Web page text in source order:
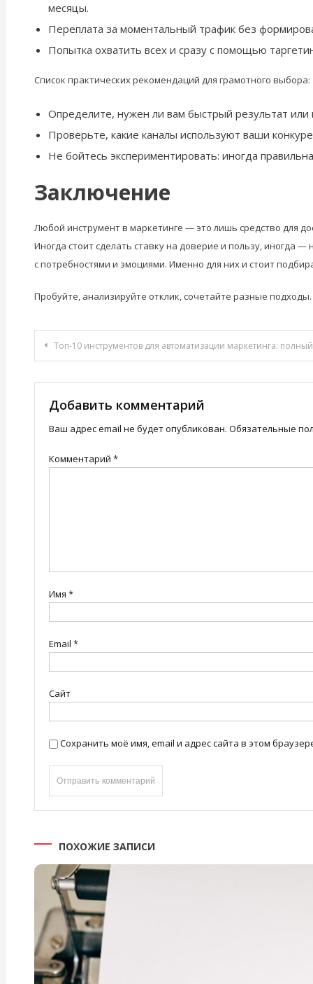
месяцы.
Переплата за моментальный трафик без
Попытка охватить всех и сразу с помощью
Список практических рекомендаций для грамотного выбора:
Определите, нужен ли вам быстрый результат
Проверьте, какие каналы используют ваши
Не бойтесь экспериментировать: иногда
Заключение
Любой инструмент в маркетинге — это лишь средство для
Иногда стоит сделать ставку на доверие и пользу,
с потребностями и эмоциями. Именно для них и стоит
Пробуйте, анализируйте отклик, сочетайте разные
Навигация
по
записям
Топ-10 инструментов для автоматизации маркетинга: полный
Добавить комментарий
Ваш адрес email не будет опубликован. Обязательные
Комментарий *
Имя *
Email *
Сайт
Сохранить моё имя, email и адрес сайта в этом
ПОХОЖИЕ ЗАПИСИ